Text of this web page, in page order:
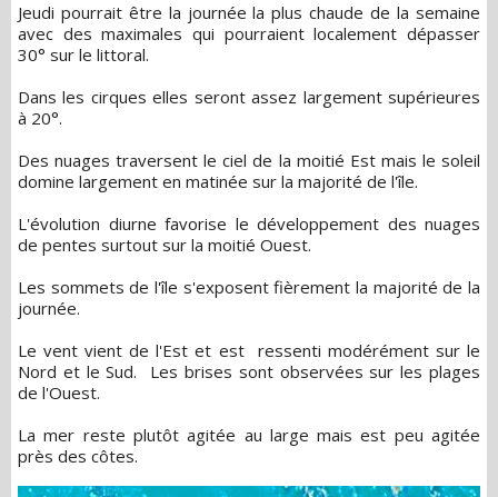
Jeudi pourrait être la journée la plus chaude de la semaine
avec des maximales qui pourraient localement dépasser
30° sur le littoral.
Dans les cirques elles seront assez largement supérieures
à 20°.
Des nuages traversent le ciel de la moitié Est mais le soleil
domine largement en matinée sur la majorité de l'île.
L'évolution diurne favorise le développement des nuages
de pentes surtout sur la moitié Ouest.
Les sommets de l'île s'exposent fièrement la majorité de la
journée.
Le vent vient de l'Est et est ressenti modérément sur le
Nord et le Sud. Les brises sont observées sur les plages
de l'Ouest.
La mer reste plutôt agitée au large mais est peu agitée
près des côtes.